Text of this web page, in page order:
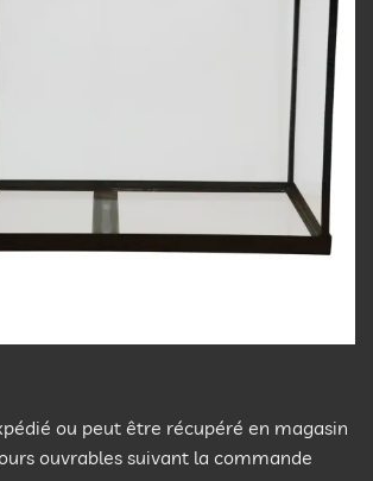
ou peut être récupéré en magasin
ouvrables suivant la commande